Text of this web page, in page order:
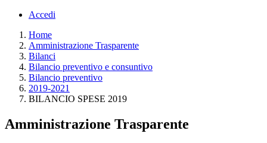
Accedi
Home
Amministrazione Trasparente
Bilanci
Bilancio preventivo e consuntivo
Bilancio preventivo
2019-2021
BILANCIO SPESE 2019
Amministrazione Trasparente